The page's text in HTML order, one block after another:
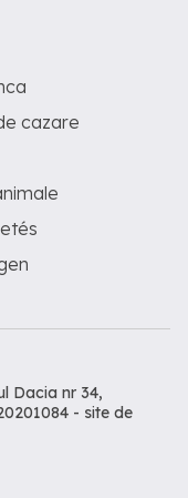
cazare
Dacia nr 34,
- site de